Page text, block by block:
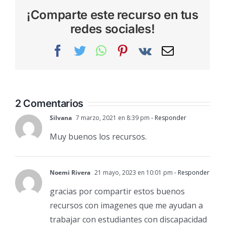
¡Comparte este recurso en tus
redes sociales!
Facebook
TwitterWhatsAppPinterest
Vk
Correo
2 Comentarios
Silvana 7 marzo, 2021 en 8:39 pm - Responder
Muy buenos los recursos.
Noemi Rivera 21 mayo, 2023 en 10:01 pm - Responder
gracias por compartir estos buenos
recursos con imagenes que me ayudan a
trabajar con estudiantes con discapacidad